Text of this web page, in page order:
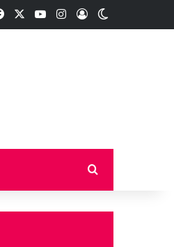
Facebook YouTubeInstagram
Prijava
Traži